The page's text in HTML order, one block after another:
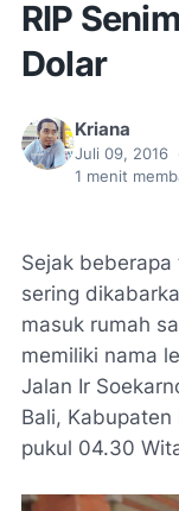
RIP
Dolar
Kriana
Juli 09, 2016
1 menit
Sejak
sering
masuk rumah
memiliki nama
Jalan Ir
Bali,
pukul 04.30